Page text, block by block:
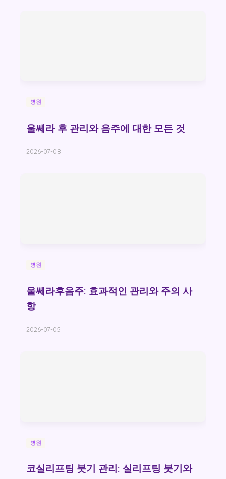
병원
울쎄라 후 관리와 음주에 대한 모든 것
2026-07-08
병원
울쎄라후음주: 효과적인 관리와 주의 사
항
2026-07-05
병원
코실리프팅 붓기 관리: 실리프팅 붓기와